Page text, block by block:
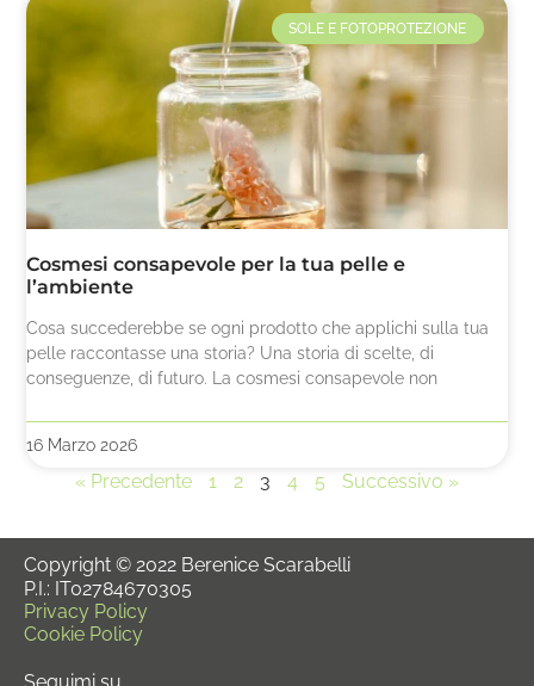
SOLE E FOTOPROTEZIONE
Cosmesi consapevole per la tua pelle e
l’ambiente
Cosa succederebbe se ogni prodotto che applichi sulla tua
pelle raccontasse una storia? Una storia di scelte, di
conseguenze, di futuro. La cosmesi consapevole non
16 Marzo 2026
« Precedente 1 2 3 4 5 Successivo »
Copyright © 2022 Berenice Scarabelli
P.I.: IT02784670305
Privacy Policy
Cookie Policy